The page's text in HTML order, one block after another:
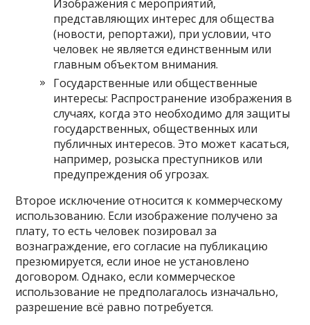
Изображения с мероприятий,
представляющих интерес для общества
(новости, репортажи), при условии, что
человек не является единственным или
главным объектом внимания.
Государственные или общественные
интересы: Распространение изображения в
случаях, когда это необходимо для защиты
государственных, общественных или
публичных интересов. Это может касаться,
например, розыска преступников или
предупреждения об угрозах.
Второе исключение относится к коммерческому
использованию. Если изображение получено за
плату, то есть человек позировал за
вознаграждение, его согласие на публикацию
презюмируется, если иное не установлено
договором. Однако, если коммерческое
использование не предполагалось изначально,
разрешение всё равно потребуется.